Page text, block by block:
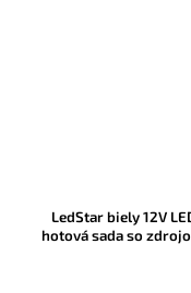
LedStar biely 12V
hotová sada so